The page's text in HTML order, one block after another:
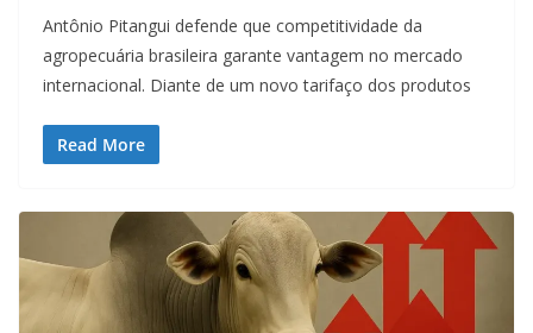
Antônio Pitangui defende que competitividade da
agropecuária brasileira garante vantagem no mercado
internacional. Diante de um novo tarifaço dos produtos
Read More